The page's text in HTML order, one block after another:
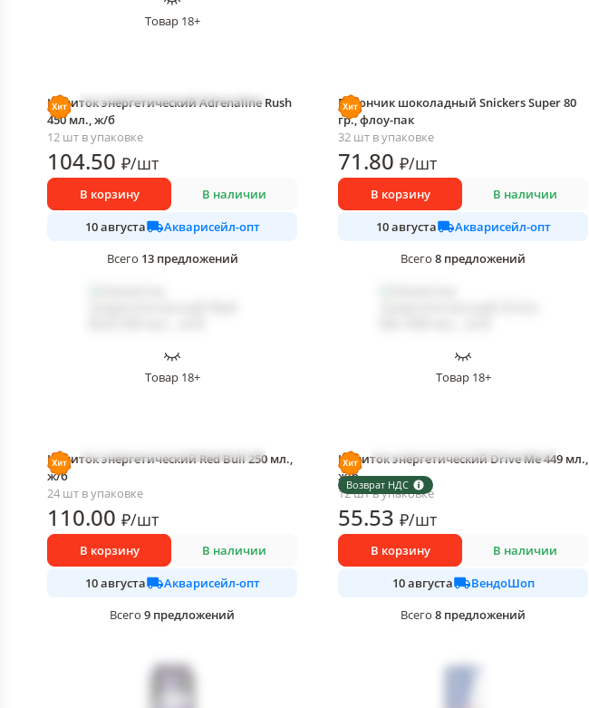
Товар 18+
Напиток энергетический Adrenaline Rush
450 мл., ж/б
12 шт в упаковке
104.50 ₽/шт
В корзину В наличии
10 августа
Акварисейл-опт
Всего 13 предложений
Батончик шоколадный Snickers Super 80
гр., флоу-пак
32 шт в упаковке
71.80 ₽/шт
В корзину В наличии
10 августа
Акварисейл-опт
Всего 8 предложений
Товар 18+
Напиток энергетический Red Bull 250 мл.,
ж/б
24 шт в упаковке
110.00 ₽/шт
В корзину В наличии
10 августа
Акварисейл-опт
Всего 9 предложений
Товар 18+
Возврат НДС
Напиток энергетический Drive Me 449 мл.,
ж/б
12 шт в упаковке
55.53 ₽/шт
В корзину В наличии
10 августа
ВендоШоп
Всего 8 предложений